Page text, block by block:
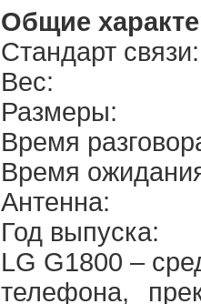
Общие
Стандарт связи:
Вес:
Размеры:
Время
Время
Антенна:
Год выпуска:
LG G1800 –
телефона,